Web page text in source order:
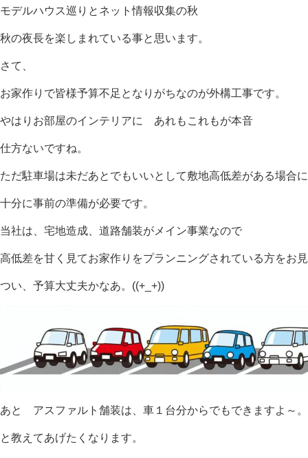
モデルハウス巡りとネット情報収集の秋
秋の夜長を楽しまれている事と思います。
さて、
お家作りで皆様予算不足となりがちなのが外構工事です。
やはりお部屋のインテリアに あれもこれもが本音
仕方ないですね。
ただ駐車場は未だあとでもいいとして敷地高低差がある場合
十分に事前の準備が必要です。
当社は、宅地造成、道路舗装がメイン事業なので
高低差を甘く見てお家作りをプランニングされている方をお
つい、予算大丈夫かなあ。((+_+))
あと アスファルト舗装は、車１台分からでもできますよ～。
と教えてあげたくなります。